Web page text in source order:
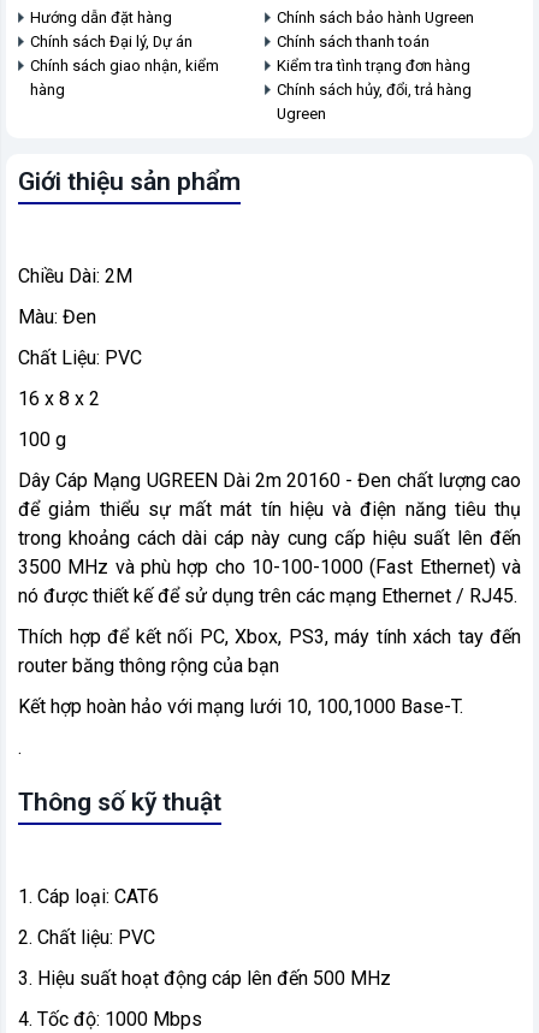
Hướng dẫn đặt hàng
Chính sách bảo hành Ugreen
Chính sách Đại lý, Dự án
Chính sách thanh toán
Chính sách giao nhận, kiểm
hàng
Kiểm tra tình trạng đơn hàng
Chính sách hủy, đổi, trả hàng
Ugreen
Giới thiệu sản phẩm
Chiều Dài: 2M
Màu: Đen
Chất Liệu: PVC
16 x 8 x 2
100 g
Dây Cáp Mạng UGREEN Dài 2m 20160 - Đen chất lượng cao
để giảm thiểu sự mất mát tín hiệu và điện năng tiêu thụ
trong khoảng cách dài cáp này cung cấp hiệu suất lên đến
3500 MHz và phù hợp cho 10-100-1000 (Fast Ethernet) và
nó được thiết kế để sử dụng trên các mạng Ethernet / RJ45.
Thích hợp để kết nối PC, Xbox, PS3, máy tính xách tay đến
router băng thông rộng của bạn
Kết hợp hoàn hảo với mạng lưới 10, 100,1000 Base-T.
.
Thông số kỹ thuật
1. Cáp loại: CAT6
2. Chất liệu: PVC
3. Hiệu suất hoạt động cáp lên đến 500 MHz
4. Tốc độ: 1000 Mbps